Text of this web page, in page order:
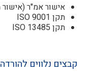
אישור אמ"ר
תקן ISO 9001
תקן ISO 13485
קבצים נלווים